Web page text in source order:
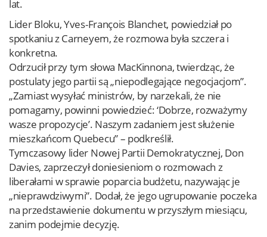
lat.
Lider Bloku, Yves-François Blanchet, powiedział po
spotkaniu z Carneyem, że rozmowa była szczera i
konkretna.
Odrzucił przy tym słowa MacKinnona, twierdząc, że
postulaty jego partii są „niepodlegające negocjacjom”.
„Zamiast wysyłać ministrów, by narzekali, że nie
pomagamy, powinni powiedzieć: ‘Dobrze, rozważymy
wasze propozycje’. Naszym zadaniem jest służenie
mieszkańcom Quebecu” – podkreślił.
Tymczasowy lider Nowej Partii Demokratycznej, Don
Davies, zaprzeczył doniesieniom o rozmowach z
liberałami w sprawie poparcia budżetu, nazywając je
„nieprawdziwymi”. Dodał, że jego ugrupowanie poczeka
na przedstawienie dokumentu w przyszłym miesiącu,
zanim podejmie decyzję.